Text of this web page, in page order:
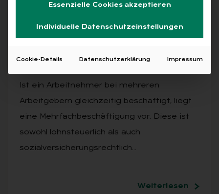
AUSGABE 3/2025
mern
Ist ein Arbeitnehmer bei mehreren
Arbeitgebern gleichzeitig beschäftigt, liegt
eine Mehrfachbeschäftigung vor. Diese ist
sowohl lohnsteuerlich als auch
sozialversicherungsrechtlich…
Weiterlesen
Essenzielle Cookies akzeptieren
Individuelle Datenschutzeinstellungen
Cookie-Details Datenschutzerklärung Impressum